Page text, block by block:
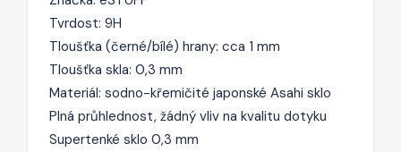
Tvrdost: 9H
Tloušťka (černé/bílé) hrany: cca 1 mm
Tloušťka skla: 0,3 mm
Materiál: sodno-křemičité japonské Asahi sklo
Plná průhlednost, žádný vliv na kvalitu dotyku
Supertenké sklo 0,3 mm